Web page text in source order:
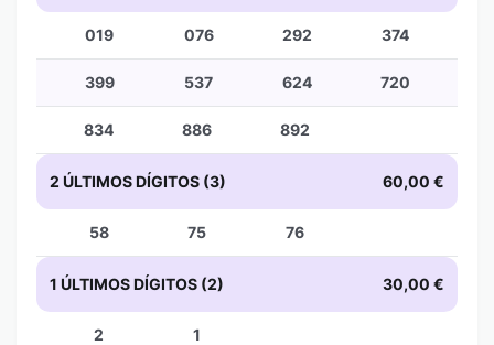
019 076 292 374
399 537 624 720
834 886 892
2 ÚLTIMOS DÍGITOS (3) 60,00 €
58 75 76
1 ÚLTIMOS DÍGITOS (2) 30,00 €
2 1